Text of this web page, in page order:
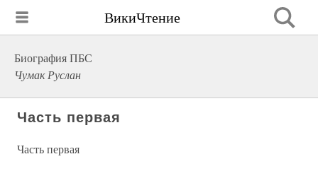
ВикиЧтение
Биография ПБС
Чумак Руслан
Часть первая
Часть первая